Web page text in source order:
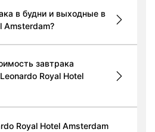
в будни и выходные в
Amsterdam?
завтрака
Royal Hotel
Royal Hotel Amsterdam